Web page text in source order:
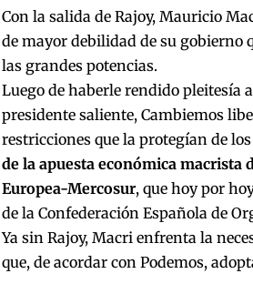
Con la salida de Rajoy, Mauricio
de mayor debilidad de su gobierno
las grandes potencias.
Luego de haberle rendido pleitesía
presidente saliente, Cambiemos
restricciones que la protegían de
de la apuesta económica macrista
Europea-Mercosur, que hoy por
de la Confederación Española de
Ya sin Rajoy, Macri enfrenta la
que, de acordar con Podemos,